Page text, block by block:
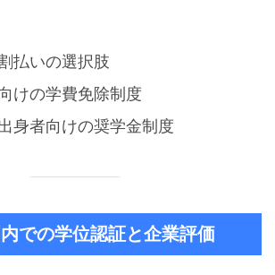
払いの選択肢
けの学費免除制度
身者向けの奨学金制度
での学位認証と企業評価